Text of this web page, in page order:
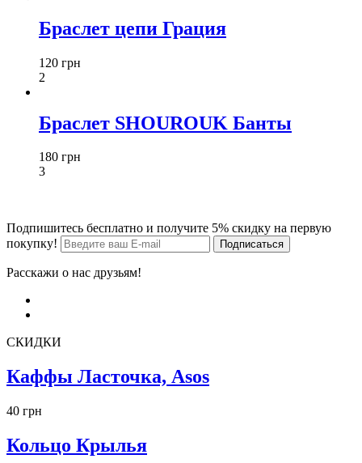
Браслет цепи Грация
120 грн
2
Браслет SHOUROUK Банты
180 грн
3
Подпишитесь бесплатно и получите 5% скидку на первую
покупку!
Расскажи о нас друзьям!
СКИДКИ
Каффы Ласточка, Asos
40 грн
Кольцо Крылья